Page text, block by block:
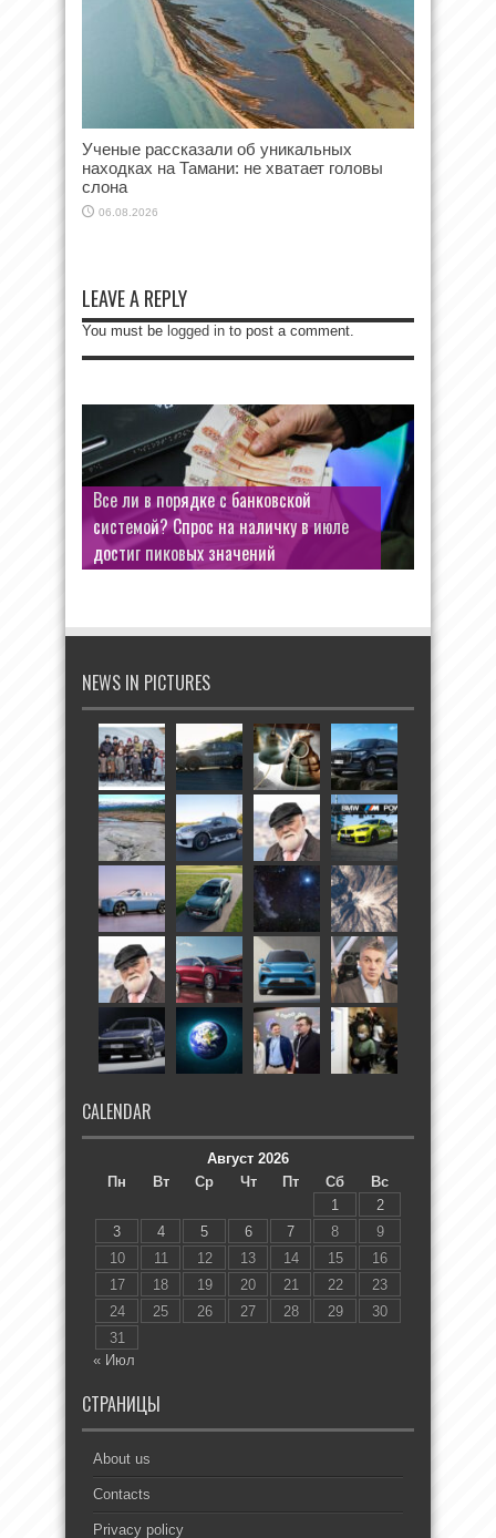
Ученые рассказали об уникальных
находках на Тамани: не хватает головы
слона
06.08.2026
LEAVE A REPLY
You must be logged in to post a comment.
Все ли в порядке с банковской
системой? Спрос на наличку в июле
достиг пиковых значений
NEWS IN PICTURES
CALENDAR
Август 2026
Пн
Вт Ср Чт Пт Сб
Вс
1
2
3
4 5 6 7 8
9
10
11 12 13 14 15
16
17
18 19 20 21 22
23
24
25 26 27 28 29
30
31
« Июл
СТРАНИЦЫ
About us
Contacts
Privacy policy